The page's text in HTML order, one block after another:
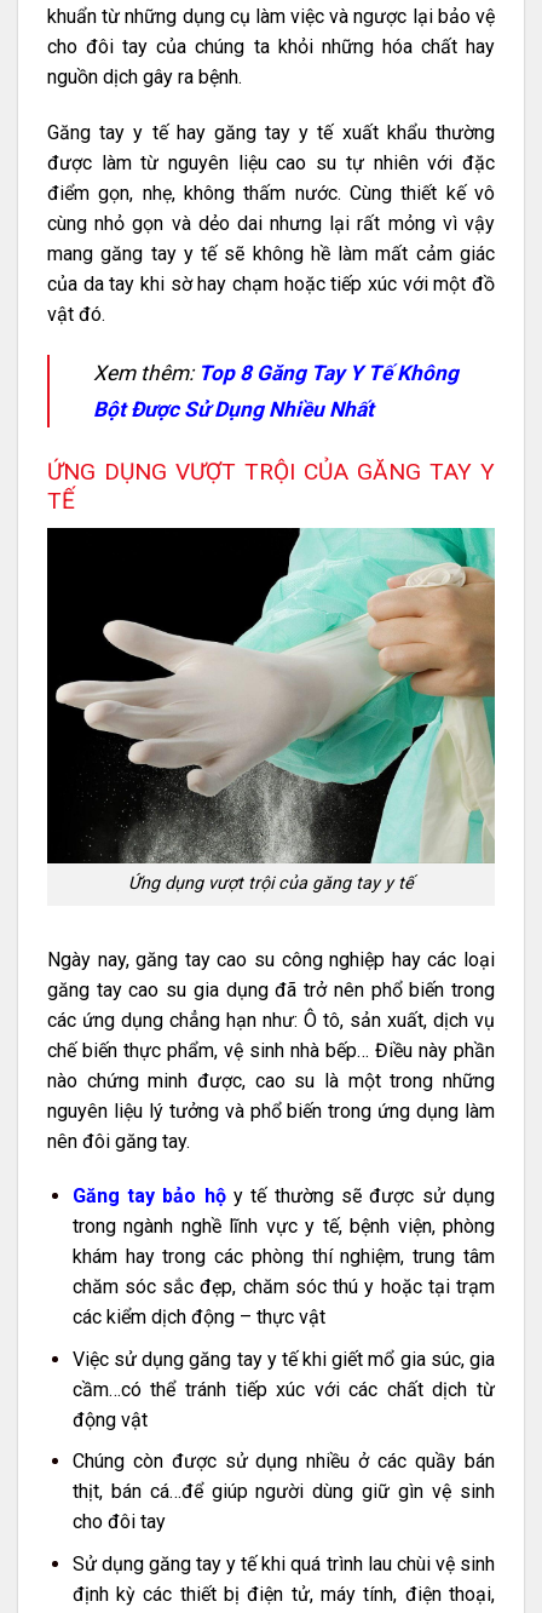
khuẩn từ những dụng cụ làm việc và ngược lại bảo vệ
cho đôi tay của chúng ta khỏi những hóa chất hay
nguồn dịch gây ra bệnh.
Găng tay y tế hay găng tay y tế xuất khẩu thường
được làm từ nguyên liệu cao su tự nhiên với đặc
điểm gọn, nhẹ, không thấm nước. Cùng thiết kế vô
cùng nhỏ gọn và dẻo dai nhưng lại rất mỏng vì vậy
mang găng tay y tế sẽ không hề làm mất cảm giác
của da tay khi sờ hay chạm hoặc tiếp xúc với một đồ
vật đó.
Xem thêm: Top 8 Găng Tay Y Tế Không
Bột Được Sử Dụng Nhiều Nhất
ỨNG DỤNG VƯỢT TRỘI CỦA GĂNG TAY Y
TẾ
Ứng dụng vượt trội của găng tay y tế
Ngày nay, găng tay cao su công nghiệp hay các loại
găng tay cao su gia dụng đã trở nên phổ biến trong
các ứng dụng chẳng hạn như: Ô tô, sản xuất, dịch vụ
chế biến thực phẩm, vệ sinh nhà bếp… Điều này phần
nào chứng minh được, cao su là một trong những
nguyên liệu lý tưởng và phổ biến trong ứng dụng làm
nên đôi găng tay.
Găng tay bảo hộ y tế thường sẽ được sử dụng
trong ngành nghề lĩnh vực y tế, bệnh viện, phòng
khám hay trong các phòng thí nghiệm, trung tâm
chăm sóc sắc đẹp, chăm sóc thú y hoặc tại trạm
các kiểm dịch động – thực vật
Việc sử dụng găng tay y tế khi giết mổ gia súc, gia
cầm…có thể tránh tiếp xúc với các chất dịch từ
động vật
Chúng còn được sử dụng nhiều ở các quầy bán
thịt, bán cá…để giúp người dùng giữ gìn vệ sinh
cho đôi tay
Sử dụng găng tay y tế khi quá trình lau chùi vệ sinh
định kỳ các thiết bị điện tử, máy tính, điện thoại,